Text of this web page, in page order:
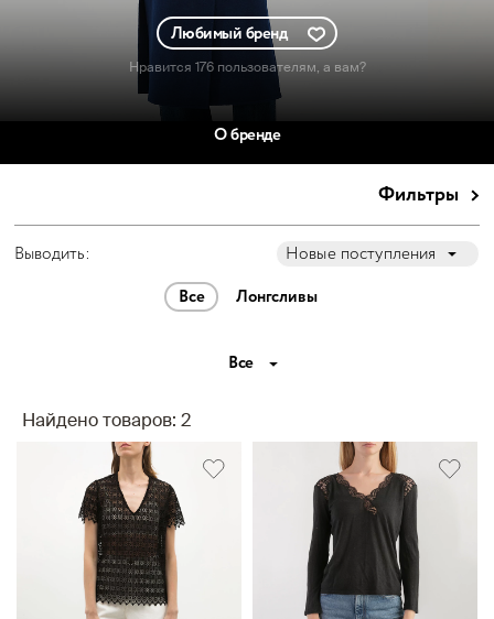
Любимый бренд
Нравится 176 пользователям, а вам?
О бренде
Фильтры
Выводить: Новые поступления
Все Лонгсливы
Все
Найдено товаров: 2